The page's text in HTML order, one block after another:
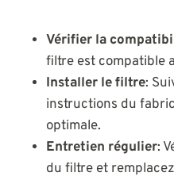
Vérifier la
filtre est compatible
Installer le filtre:
instructions du
optimale.
Entretien régulier:
du filtre et